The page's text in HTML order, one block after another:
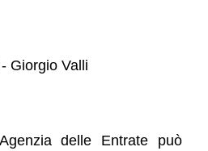
Giorgio Valli
delle Entrate può